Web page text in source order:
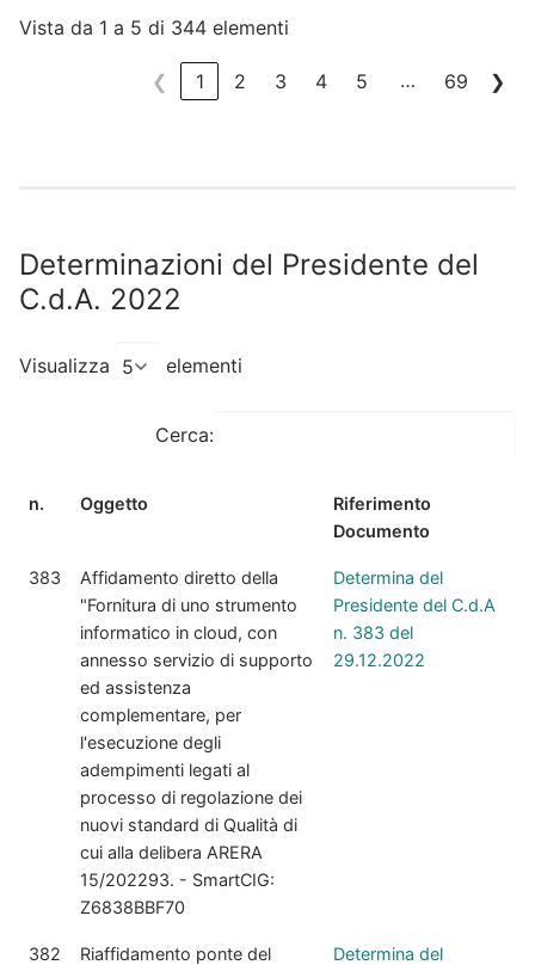
Vista da 1 a 5 di 344 elementi
❮ 1 2 3 4 5 … 69 ❯
Determinazioni del Presidente del
C.d.A. 2022
Visualizza elementi
Cerca:
n. Oggetto
Riferimento
Documento
383
Affidamento diretto della
"Fornitura di uno strumento
informatico in cloud, con
annesso servizio di supporto
ed assistenza
complementare, per
l'esecuzione degli
adempimenti legati al
processo di regolazione dei
nuovi standard di Qualità di
cui alla delibera ARERA
15/202293. - SmartCIG:
Z6838BBF70
Determina del
Presidente del C.d.A
n. 383 del
29.12.2022
382
Riaffidamento ponte del
Determina del